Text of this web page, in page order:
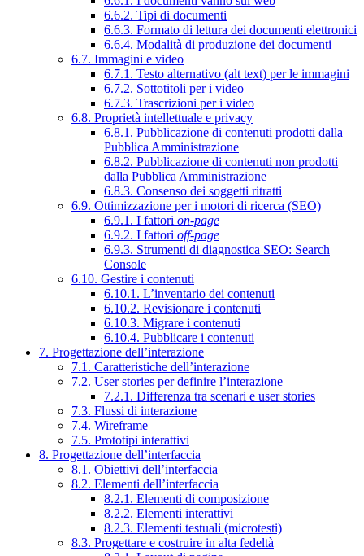
6.6.2. Tipi di documenti
6.6.3. Formato di lettura dei documenti elettronici
6.6.4. Modalità di produzione dei documenti
6.7. Immagini e video
6.7.1. Testo alternativo (alt text) per le immagini
6.7.2. Sottotitoli per i video
6.7.3. Trascrizioni per i video
6.8. Proprietà intellettuale e privacy
6.8.1. Pubblicazione di contenuti prodotti dalla
Pubblica Amministrazione
6.8.2. Pubblicazione di contenuti non prodotti
dalla Pubblica Amministrazione
6.8.3. Consenso dei soggetti ritratti
6.9. Ottimizzazione per i motori di ricerca (SEO)
6.9.1. I fattori on-page
6.9.2. I fattori off-page
6.9.3. Strumenti di diagnostica SEO: Search
Console
6.10. Gestire i contenuti
6.10.1. L’inventario dei contenuti
6.10.2. Revisionare i contenuti
6.10.3. Migrare i contenuti
6.10.4. Pubblicare i contenuti
7. Progettazione dell’interazione
7.1. Caratteristiche dell’interazione
7.2. User stories per definire l’interazione
7.2.1. Differenza tra scenari e user stories
7.3. Flussi di interazione
7.4. Wireframe
7.5. Prototipi interattivi
8. Progettazione dell’interfaccia
8.1. Obiettivi dell’interfaccia
8.2. Elementi dell’interfaccia
8.2.1. Elementi di composizione
8.2.2. Elementi interattivi
8.2.3. Elementi testuali (microtesti)
8.3. Progettare e costruire in alta fedeltà